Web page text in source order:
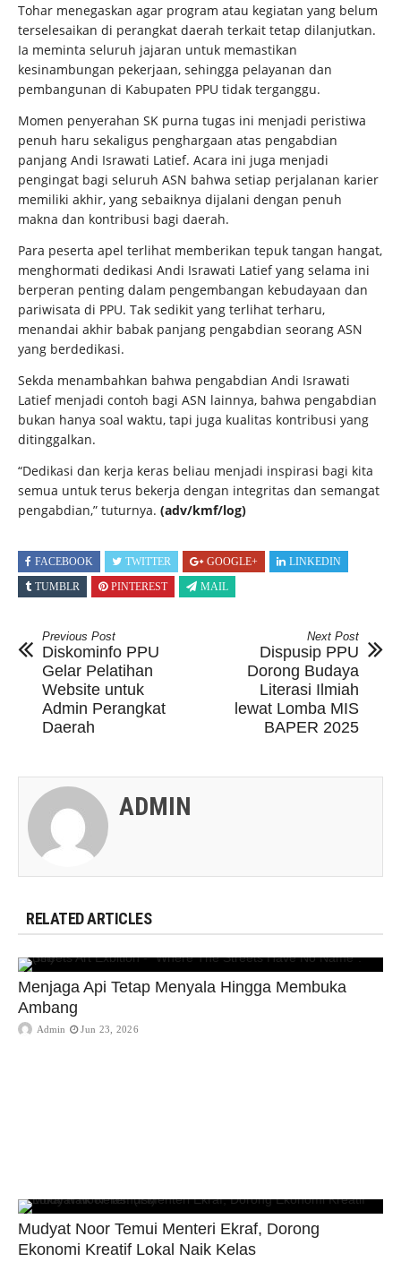
Tohar menegaskan agar program atau kegiatan yang belum
terselesaikan di perangkat daerah terkait tetap dilanjutkan.
Ia meminta seluruh jajaran untuk memastikan
kesinambungan pekerjaan, sehingga pelayanan dan
pembangunan di Kabupaten PPU tidak terganggu.
Momen penyerahan SK purna tugas ini menjadi peristiwa
penuh haru sekaligus penghargaan atas pengabdian
panjang Andi Israwati Latief. Acara ini juga menjadi
pengingat bagi seluruh ASN bahwa setiap perjalanan karier
memiliki akhir, yang sebaiknya dijalani dengan penuh
makna dan kontribusi bagi daerah.
Para peserta apel terlihat memberikan tepuk tangan hangat,
menghormati dedikasi Andi Israwati Latief yang selama ini
berperan penting dalam pengembangan kebudayaan dan
pariwisata di PPU. Tak sedikit yang terlihat terharu,
menandai akhir babak panjang pengabdian seorang ASN
yang berdedikasi.
Sekda menambahkan bahwa pengabdian Andi Israwati
Latief menjadi contoh bagi ASN lainnya, bahwa pengabdian
bukan hanya soal waktu, tapi juga kualitas kontribusi yang
ditinggalkan.
“Dedikasi dan kerja keras beliau menjadi inspirasi bagi kita
semua untuk terus bekerja dengan integritas dan semangat
pengabdian,” tuturnya. (adv/kmf/log)
FACEBOOK TWITTER GOOGLE+
LINKEDIN
TUMBLR
PINTEREST MAIL
Previous Post
Diskominfo PPU
Gelar Pelatihan
Website untuk
Admin Perangkat
Daerah
Next Post
Dispusip PPU
Dorong Budaya
Literasi Ilmiah
lewat Lomba MIS
BAPER 2025
ADMIN
RELATED ARTICLES
Menjaga Api Tetap Menyala Hingga Membuka
Ambang
Admin Jun 23, 2026
Mudyat Noor Temui Menteri Ekraf, Dorong
Ekonomi Kreatif Lokal Naik Kelas